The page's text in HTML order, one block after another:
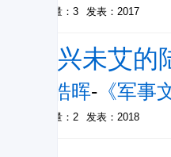
被引量：3 发表：2017
方兴未艾的
杨皓晖- 《军事
被引量：2 发表：2018